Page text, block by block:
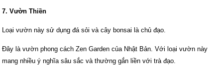
7. Vườn Thiền
Loại vườn này sử dụng đá sỏi và cây bonsai là chủ đạo.
Đây là vườn phong cách Zen Garden của Nhật Bản. Với loại vườn này
mang nhiều ý nghĩa sâu sắc và thường gắn liền với trà đạo.